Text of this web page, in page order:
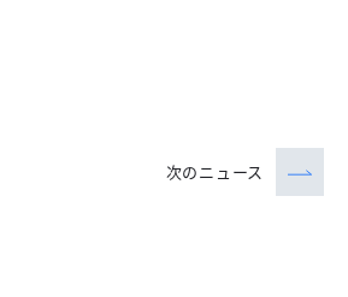
次のニュース